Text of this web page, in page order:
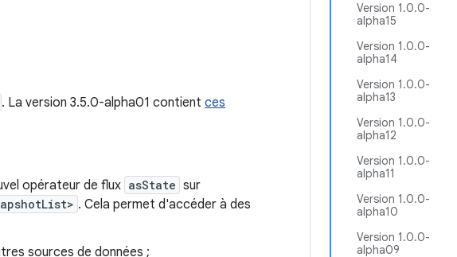
Version 1.0.0-
alpha15
Version 1.0.0-
alpha14
Version 1.0.0-
alpha13
Version 1.0.0-
alpha12
Version 1.0.0-
alpha11
Version 1.0.0-
alpha10
Version 1.0.0-
alpha09
. La version 3.5.0-alpha01 contient ces
opérateur de flux asState sur
. Cela permet d'accéder à des
sources de données ;